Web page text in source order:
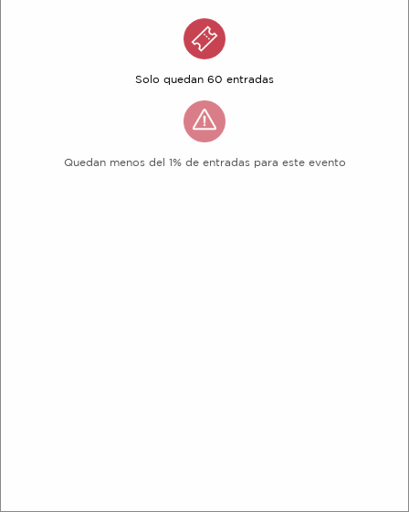
Solo quedan 60 entradas
Quedan menos del 1% de entradas para este evento